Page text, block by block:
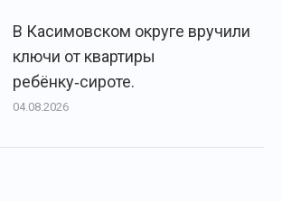
В Касимовском округе вручили
ключи от квартиры
ребёнку‑сироте.
04.08.2026